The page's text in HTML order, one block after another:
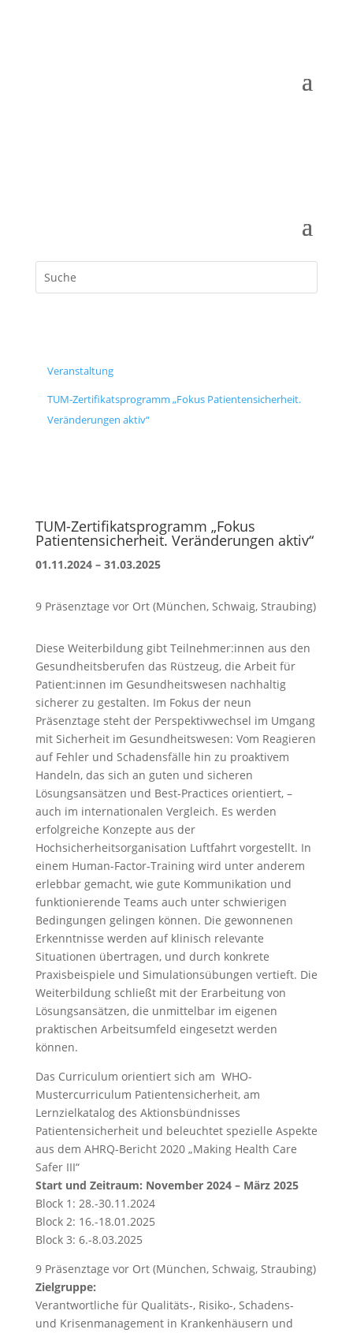
Veranstaltung
TUM-Zertifikatsprogramm „Fokus Patientensicherheit.
Veränderungen aktiv“
TUM-Zertifikatsprogramm „Fokus
Patientensicherheit. Veränderungen aktiv“
01.11.2024 – 31.03.2025
9 Präsenztage vor Ort (München, Schwaig, Straubing)
Diese Weiterbildung gibt Teilnehmer:innen aus den
Gesundheitsberufen das Rüstzeug, die Arbeit für
Patient:innen im Gesundheitswesen nachhaltig
sicherer zu gestalten. Im Fokus der neun
Präsenztage steht der Perspektivwechsel im Umgang
mit Sicherheit im Gesundheitswesen: Vom Reagieren
auf Fehler und Schadensfälle hin zu proaktivem
Handeln, das sich an guten und sicheren
Lösungsansätzen und Best-Practices orientiert, –
auch im internationalen Vergleich. Es werden
erfolgreiche Konzepte aus der
Hochsicherheitsorganisation Luftfahrt vorgestellt. In
einem Human-Factor-Training wird unter anderem
erlebbar gemacht, wie gute Kommunikation und
funktionierende Teams auch unter schwierigen
Bedingungen gelingen können. Die gewonnenen
Erkenntnisse werden auf klinisch relevante
Situationen übertragen, und durch konkrete
Praxisbeispiele und Simulationsübungen vertieft. Die
Weiterbildung schließt mit der Erarbeitung von
Lösungsansätzen, die unmittelbar im eigenen
praktischen Arbeitsumfeld eingesetzt werden
können.
Das Curriculum orientiert sich am WHO-
Mustercurriculum Patientensicherheit, am
Lernzielkatalog des Aktionsbündnisses
Patientensicherheit und beleuchtet spezielle Aspekte
aus dem AHRQ-Bericht 2020 „Making Health Care
Safer III“
Start und Zeitraum: November 2024 – März 2025
Block 1: 28.-30.11.2024
Block 2: 16.-18.01.2025
Block 3: 6.-8.03.2025
9 Präsenztage vor Ort (München, Schwaig, Straubing)
Zielgruppe:
Verantwortliche für Qualitäts-, Risiko-, Schadens-
und Krisenmanagement in Krankenhäusern und